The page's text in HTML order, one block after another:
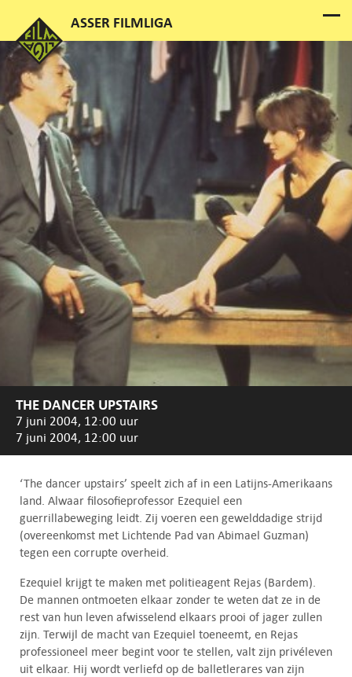
THE DANCER UPSTAIRS
7 juni 2004, 12:00 uur
7 juni 2004, 12:00 uur
‘The dancer upstairs’ speelt zich af in een Latijns-Amerikaans
land. Alwaar filosofieprofessor Ezequiel een
guerrillabeweging leidt. Zij voeren een gewelddadige strijd
(overeenkomst met Lichtende Pad van Abimael Guzman)
tegen een corrupte overheid.
Ezequiel krijgt te maken met politieagent Rejas (Bardem).
De mannen ontmoeten elkaar zonder te weten dat ze in de
rest van hun leven afwisselend elkaars prooi of jager zullen
zijn. Terwijl de macht van Ezequiel toeneemt, en Rejas
professioneel meer begint voor te stellen, valt zijn privéleven
uit elkaar. Hij wordt verliefd op de balletlerares van zijn